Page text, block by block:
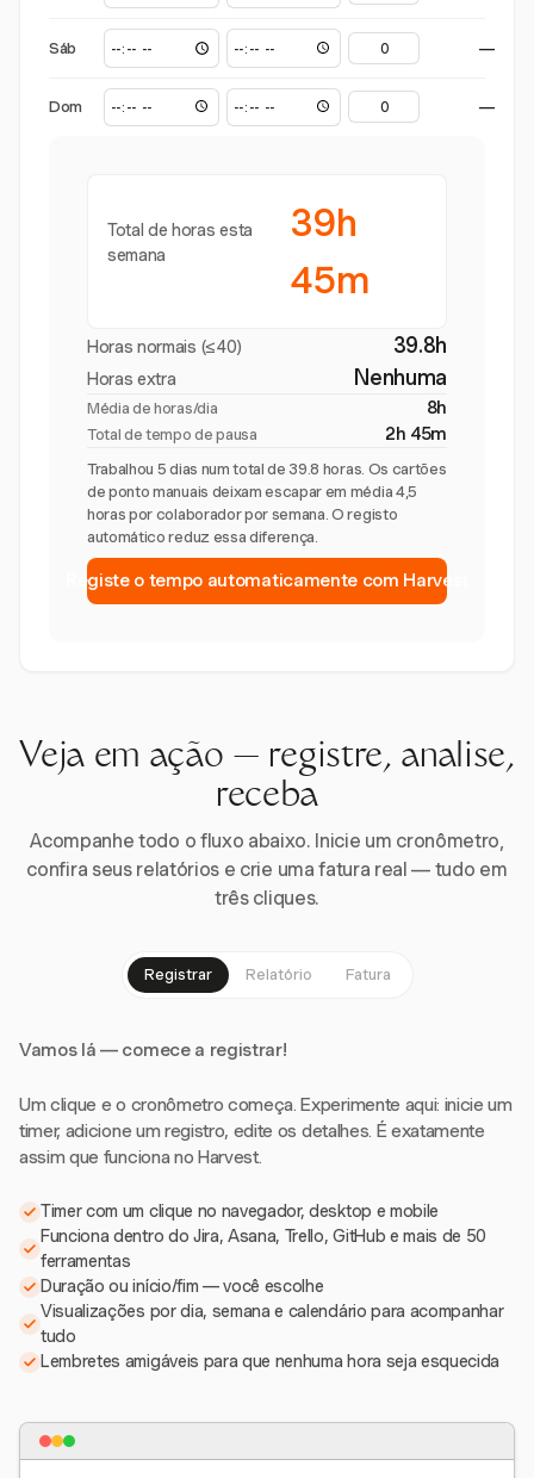
Sáb —
Dom —
Total de horas esta
semana
39h
45m
Horas normais (≤40) 39.8h
Horas extra Nenhuma
Média de horas/dia 8h
Total de tempo de pausa 2h 45m
Trabalhou 5 dias num total de 39.8 horas. Os cartões
de ponto manuais deixam escapar em média 4,5
horas por colaborador por semana. O registo
automático reduz essa diferença.
Registe o tempo automaticamente com Harvest
Veja em ação — registre, analise,
receba
Acompanhe todo o fluxo abaixo. Inicie um cronômetro,
confira seus relatórios e crie uma fatura real — tudo em
três cliques.
Registrar Relatório Fatura
Vamos lá — comece a registrar!
Um clique e o cronômetro começa. Experimente aqui: inicie um
timer, adicione um registro, edite os detalhes. É exatamente
assim que funciona no Harvest.
Timer com um clique no navegador, desktop e mobile
Funciona dentro do Jira, Asana, Trello, GitHub e mais de 50
ferramentas
Duração ou início/fim — você escolhe
Visualizações por dia, semana e calendário para acompanhar
tudo
Lembretes amigáveis para que nenhuma hora seja esquecida